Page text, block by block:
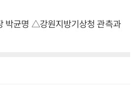
박균명 △강원지방기상청 관측과